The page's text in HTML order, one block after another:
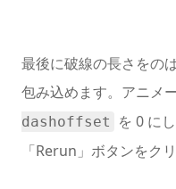
最後に破線の長さをの
包み込めます。アニメ
dashoffset
を 0 に
「Rerun」ボタンをク